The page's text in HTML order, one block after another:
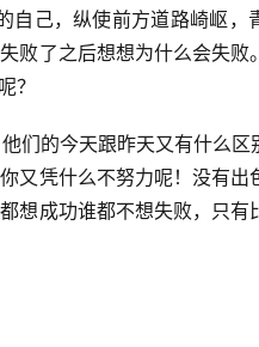
自己，纵使前方道路崎岖，
败了之后想想为什么会失败
？
们的今天跟昨天又有什么区
又凭什么不努力呢！没有出
想成功谁都不想失败，只有